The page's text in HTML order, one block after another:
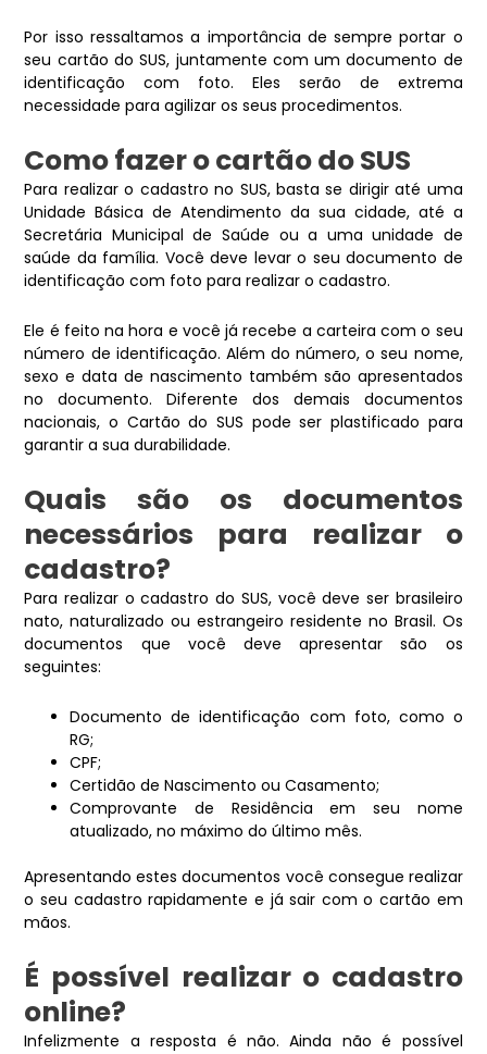
Por isso ressaltamos a importância de sempre portar o
seu cartão do SUS, juntamente com um documento de
identificação com foto. Eles serão de extrema
necessidade para agilizar os seus procedimentos.
Como fazer o cartão do SUS
Para realizar o cadastro no SUS, basta se dirigir até uma
Unidade Básica de Atendimento da sua cidade, até a
Secretária Municipal de Saúde ou a uma unidade de
saúde da família. Você deve levar o seu documento de
identificação com foto para realizar o cadastro.
Ele é feito na hora e você já recebe a carteira com o seu
número de identificação. Além do número, o seu nome,
sexo e data de nascimento também são apresentados
no documento. Diferente dos demais documentos
nacionais, o Cartão do SUS pode ser plastificado para
garantir a sua durabilidade.
Quais são os documentos
necessários para realizar o
cadastro?
Para realizar o cadastro do SUS, você deve ser brasileiro
nato, naturalizado ou estrangeiro residente no Brasil. Os
documentos que você deve apresentar são os
seguintes:
Documento de identificação com foto, como o
RG;
CPF;
Certidão de Nascimento ou Casamento;
Comprovante de Residência em seu nome
atualizado, no máximo do último mês.
Apresentando estes documentos você consegue realizar
o seu cadastro rapidamente e já sair com o cartão em
mãos.
É possível realizar o cadastro
online?
Infelizmente a resposta é não. Ainda não é possível